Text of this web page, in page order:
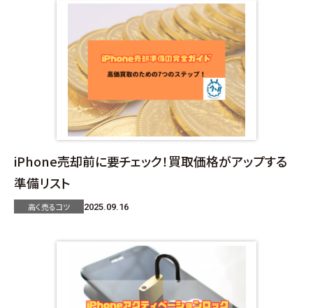
iPhone売却前に要チェック！買取価格がアップする
準備リスト
高く売るコツ 2025.09.16